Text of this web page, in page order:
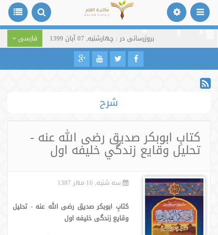
بروزرسانی در : چهارشنبه, 07 آبان 1399 فارسی
شرح
کتابِ ابوبکر صديق رضى الله عنه -
تحليل وقايع زندگي خليفه اول
سه شنبه, 16 مهر 1387
کتابِ ابوبکر صدیق رضى الله عنه - تحلیل
وقایع زندگی خلیفه اول